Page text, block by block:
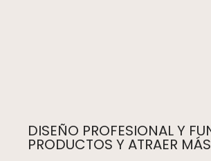
DISEÑO PROFESIONAL Y
PRODUCTOS Y ATRAER